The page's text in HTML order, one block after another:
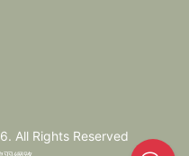
All Rights Reserved